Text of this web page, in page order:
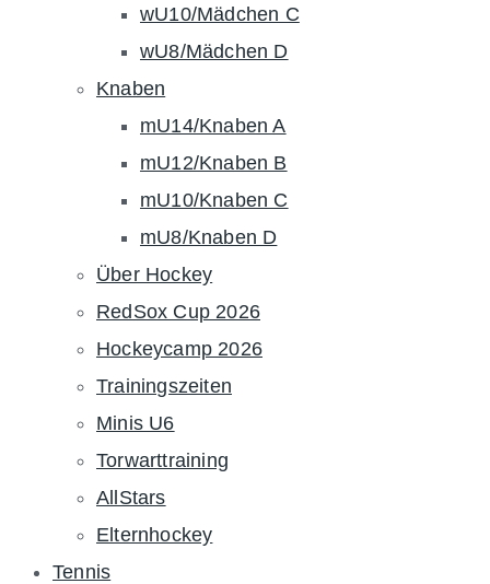
wU10/Mädchen C
wU8/Mädchen D
Knaben
mU14/Knaben A
mU12/Knaben B
mU10/Knaben C
mU8/Knaben D
Über Hockey
RedSox Cup 2026
Hockeycamp 2026
Trainingszeiten
Minis U6
Torwarttraining
AllStars
Elternhockey
Tennis